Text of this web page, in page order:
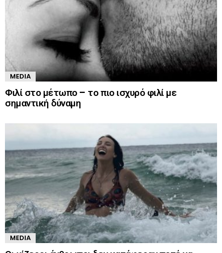
MEDIA
Φιλί στο μέτωπο – το πιο ισχυρό φιλί με
σημαντική δύναμη
MEDIA